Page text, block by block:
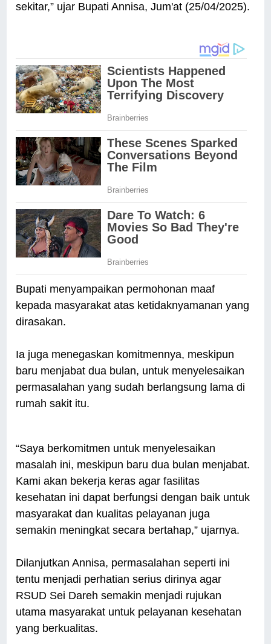
sekitar,” ujar Bupati Annisa, Jum'at (25/04/2025).
Bupati menyampaikan permohonan maaf
kepada masyarakat atas ketidaknyamanan yang
dirasakan.
Ia juga menegaskan komitmennya, meskipun
baru menjabat dua bulan, untuk menyelesaikan
permasalahan yang sudah berlangsung lama di
rumah sakit itu.
“Saya berkomitmen untuk menyelesaikan
masalah ini, meskipun baru dua bulan menjabat.
Kami akan bekerja keras agar fasilitas
kesehatan ini dapat berfungsi dengan baik untuk
masyarakat dan kualitas pelayanan juga
semakin meningkat secara bertahap,” ujarnya.
Dilanjutkan Annisa, permasalahan seperti ini
tentu menjadi perhatian serius dirinya agar
RSUD Sei Dareh semakin menjadi rujukan
utama masyarakat untuk pelayanan kesehatan
yang berkualitas.